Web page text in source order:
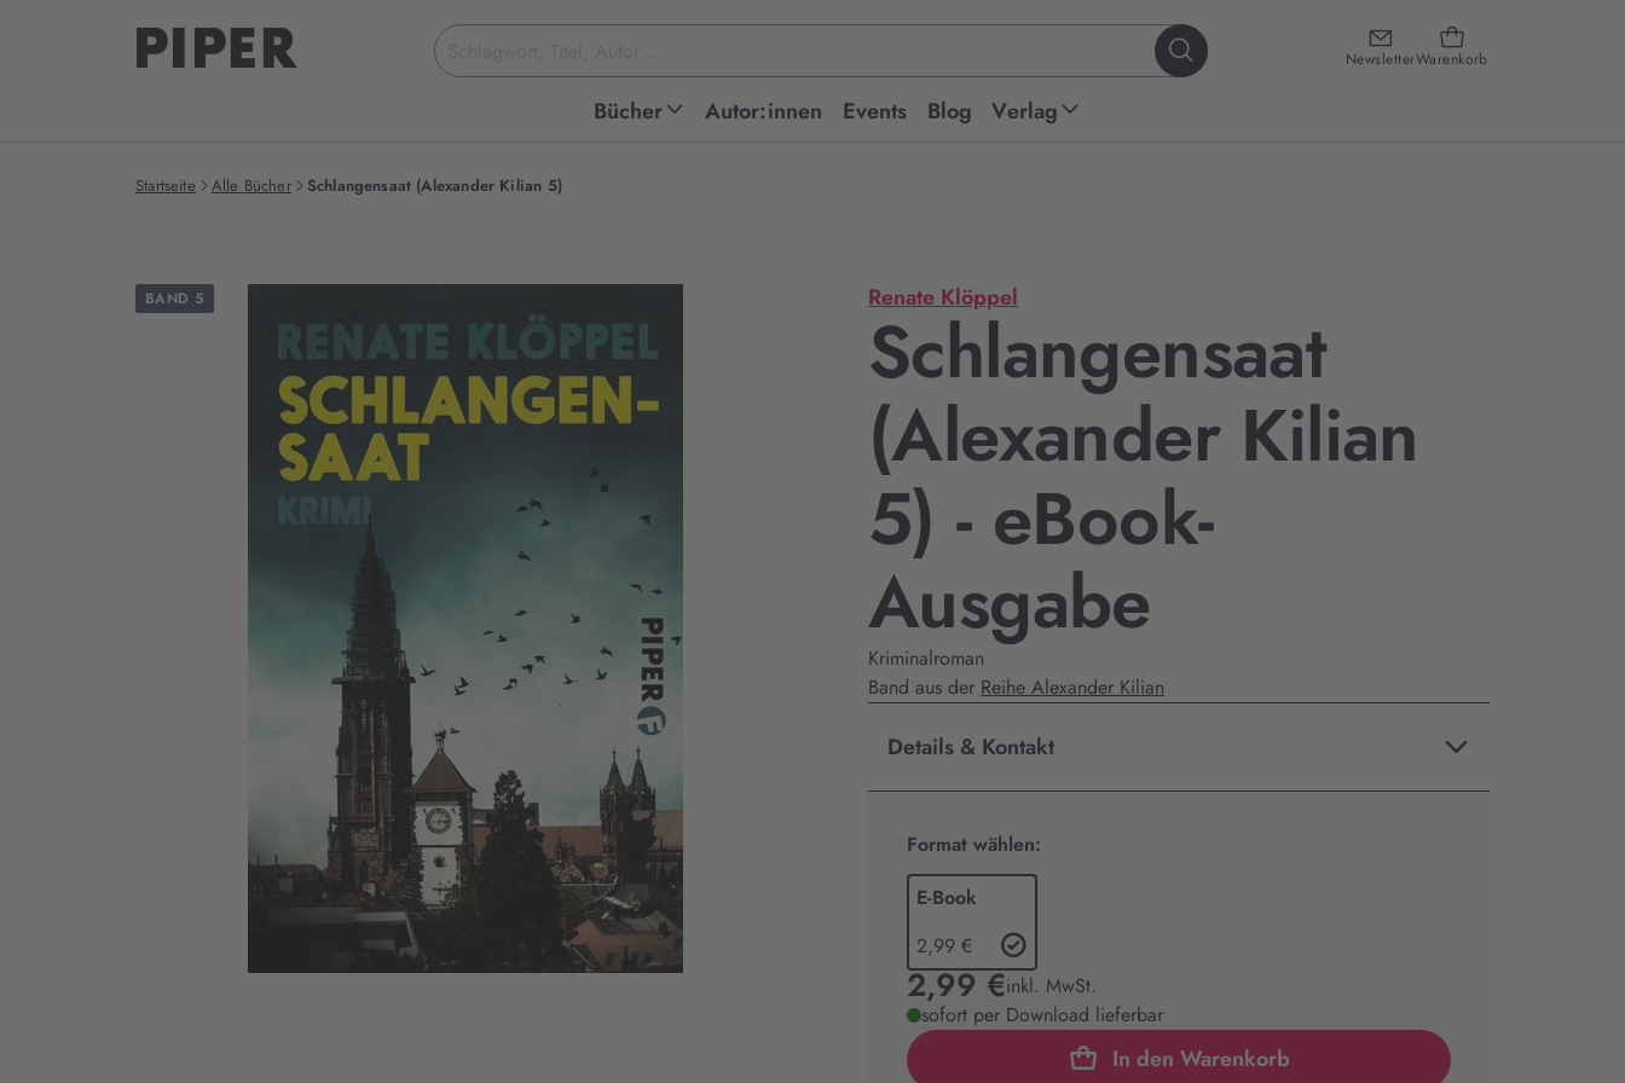
NewsletterWarenkorb
Suchbegriff
eingeben
Bücher Autor:innen Events Blog Verlag
Startseite Alle Bücher Schlangensaat (Alexander Kilian 5)
BAND 5 Renate Klöppel
Schlangensaat
(Alexander Kilian
5) - eBook-
Ausgabe
Kriminalroman
Band aus der Reihe Alexander Kilian
Details & Kontakt
Format wählen:
E-Book
2,99 €
2,99 €inkl. MwSt.
sofort per Download lieferbar
In den Warenkorb